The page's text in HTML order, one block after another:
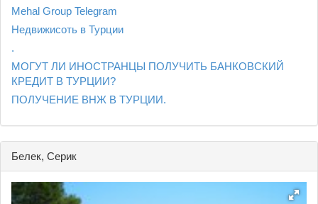
Mehal Group Telegram
Недвижисоть в Турции
.
МОГУТ ЛИ ИНОСТРАНЦЫ ПОЛУЧИТЬ БАНКОВСКИЙ
КРЕДИТ В ТУРЦИИ?
ПОЛУЧЕНИЕ ВНЖ В ТУРЦИИ.
Белек, Серик